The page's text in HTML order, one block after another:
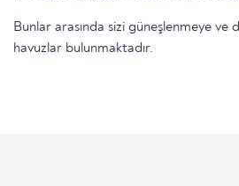
Bunlar arasında sizi güneşlenmeye
havuzlar bulunmaktadır.